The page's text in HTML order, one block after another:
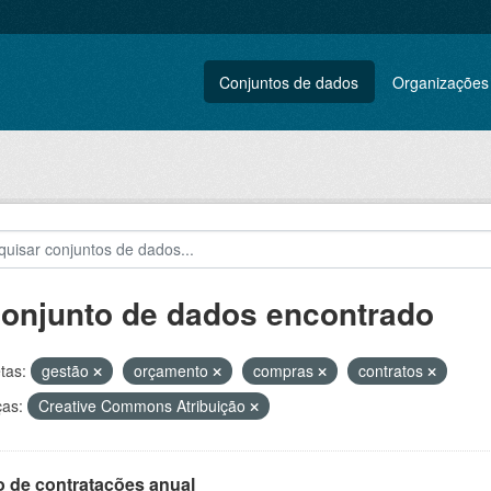
Conjuntos de dados Organizações
de dados encontrado
gestão orçamento compras
contratos
Creative Commons Atribuição
de contratações anual